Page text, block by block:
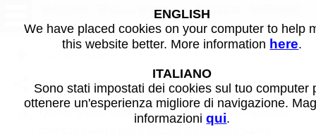
Vegas Roulette - Gioco MAME
Condividi la pagina usando questo link: vroulet
Questa scheda potrebbe contenere errori o immagini
doppie in quanto non è ancora stata controllata
ENGLISH
We have placed cookies on your computer to help
this website better. More information here.
ITALIANO
Sono stati impostati dei cookies sul tuo computer
ottenere un'esperienza migliore di navigazione.
informazioniqui.